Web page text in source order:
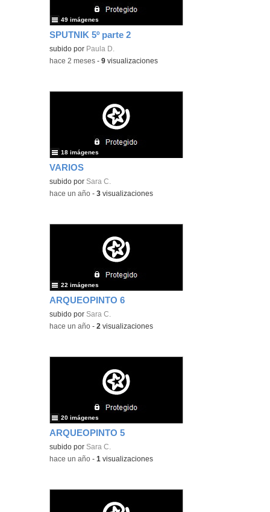
SPUTNIK 5º parte 2
subido por Paula D.
49 imágenes
-hace 2 meses -9 visualizaciones
VARIOS
subido por Sara C.
18 imágenes
-hace un año -3 visualizaciones
ARQUEOPINTO 6
subido por Sara C.
22 imágenes
-hace un año -2 visualizaciones
ARQUEOPINTO 5
subido por Sara C.
20 imágenes
-hace un año -1 visualizaciones